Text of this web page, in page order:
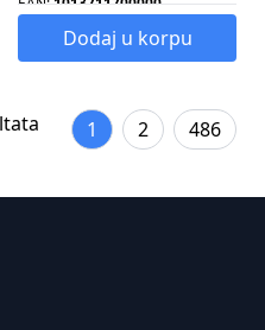
Snaga:7.4 KW
Dodaj u korpu
1 2 486